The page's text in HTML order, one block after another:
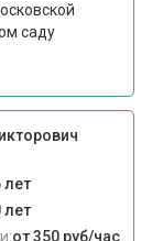
саду
лет
лет
от 350 руб/час